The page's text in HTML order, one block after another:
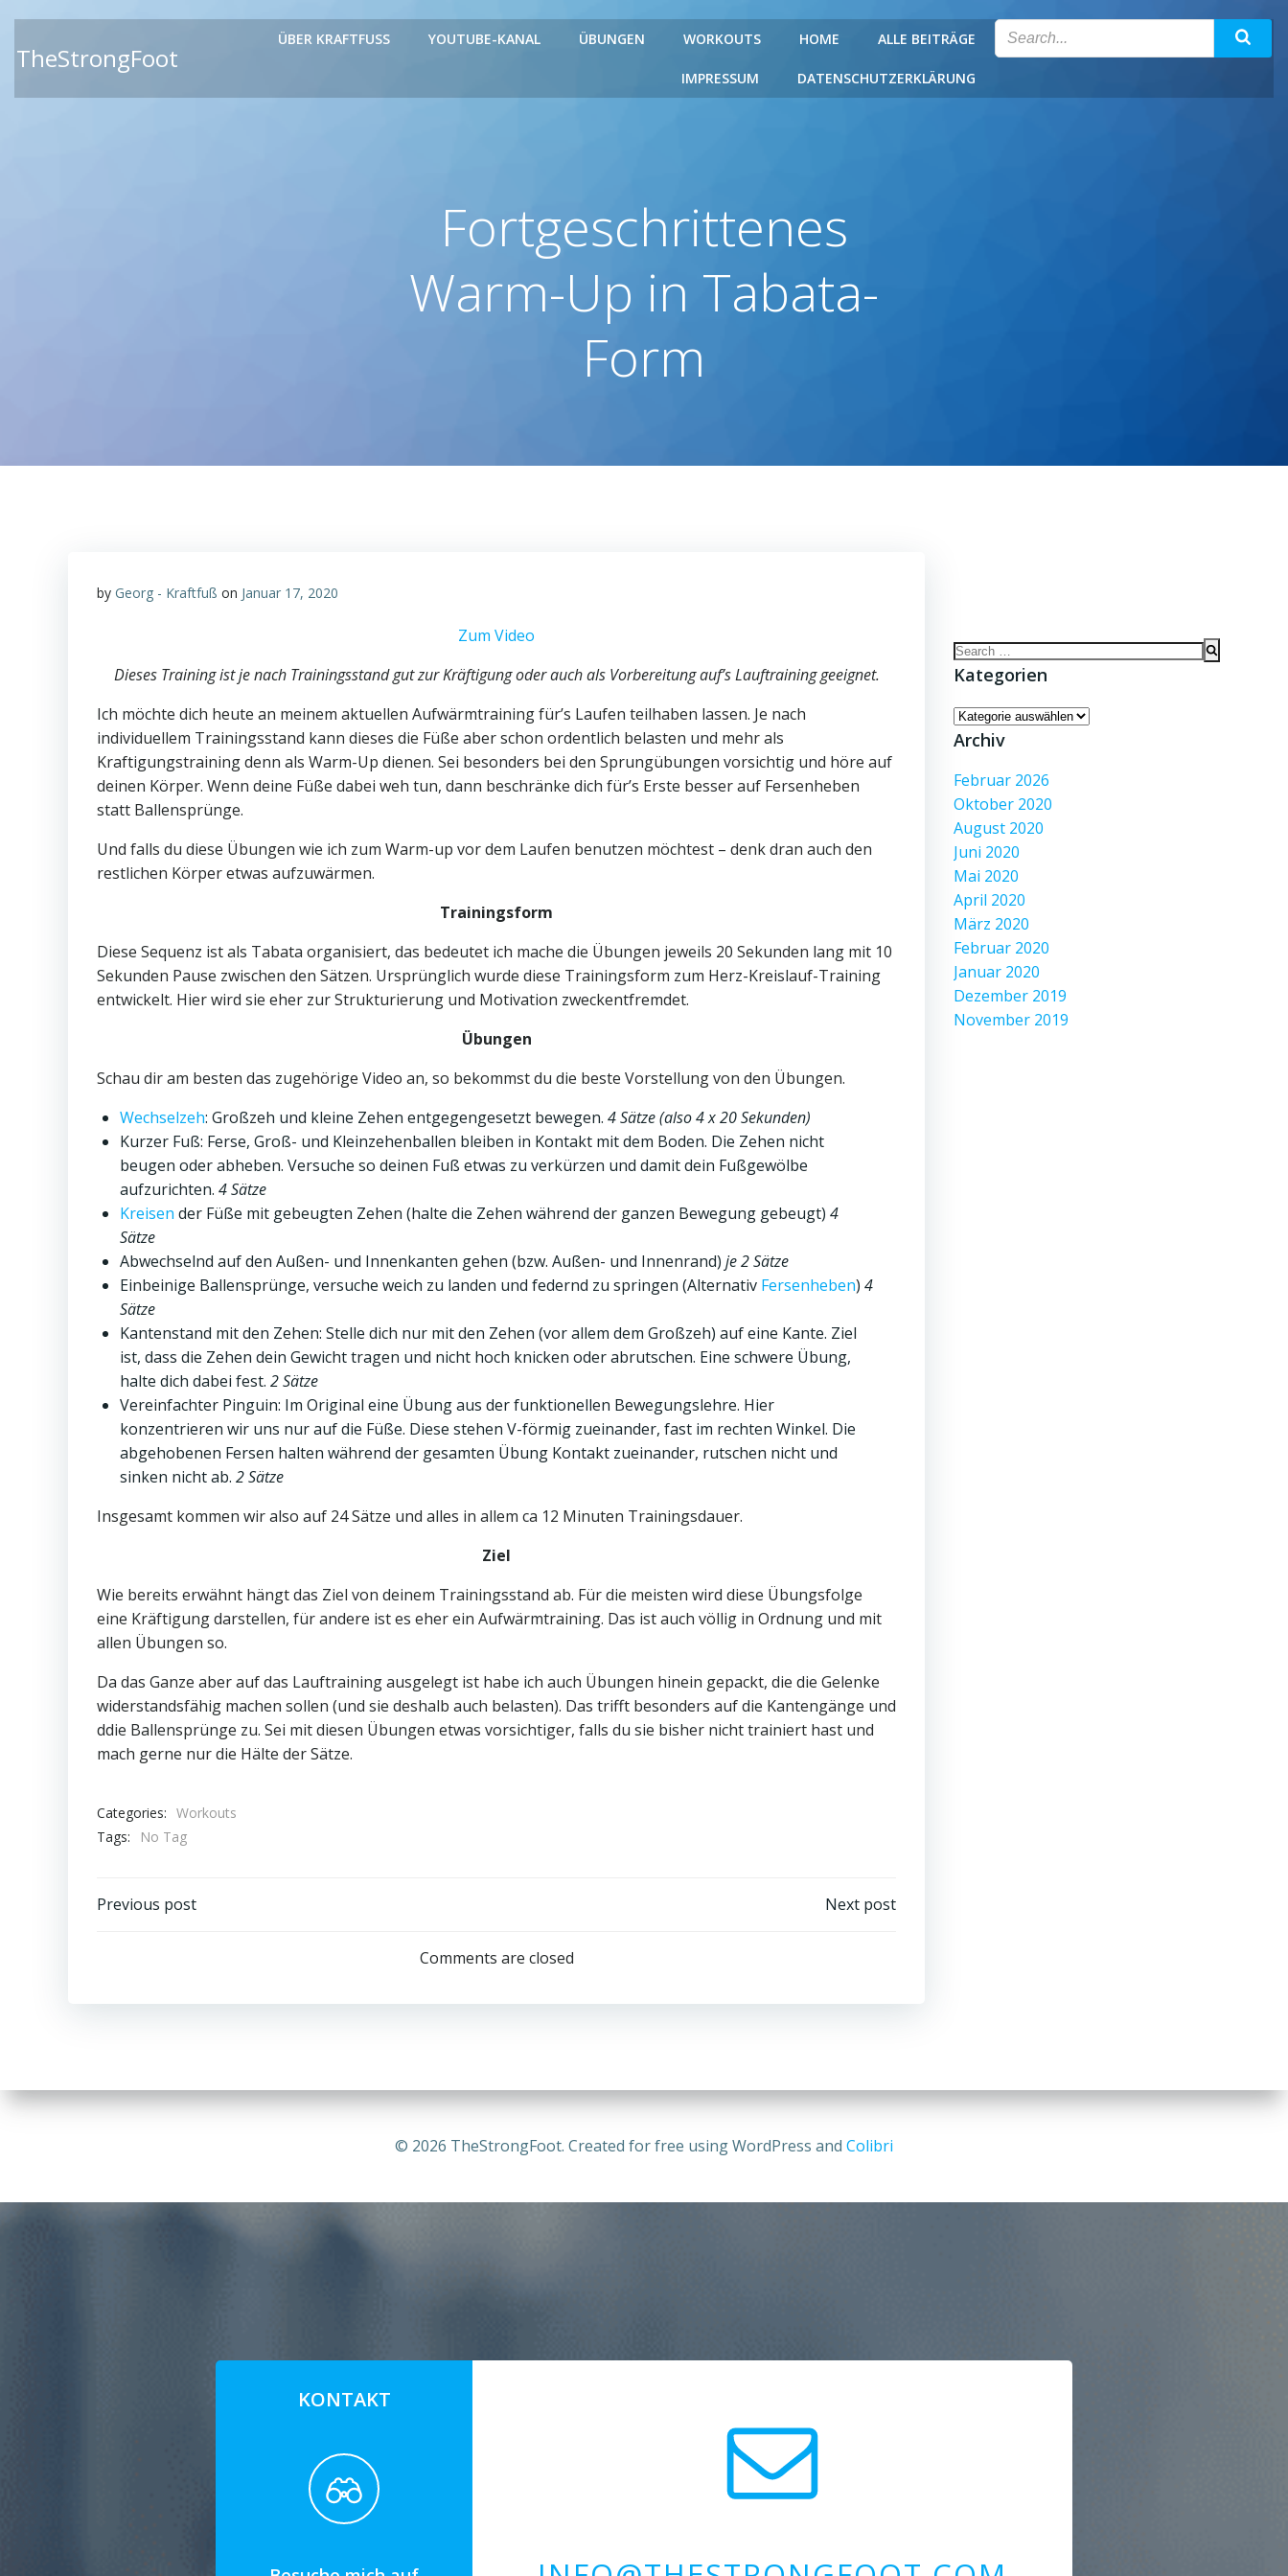
springen
TheStrongFoot
ÜBER KRAFTFUSS YOUTUBE-KANAL ÜBUNGEN WORKOUTS HOME ALLE BEITRÄGE
IMPRESSUM DATENSCHUTZERKLÄRUNG
Fortgeschrittenes
Warm-Up in Tabata-
Form
by Georg - Kraftfuß on Januar 17, 2020
Zum Video
Dieses Training ist je nach Trainingsstand gut zur Kräftigung oder auch als Vorbereitung auf’s Lauftraining geeignet.
Ich möchte dich heute an meinem aktuellen Aufwärmtraining für’s Laufen teilhaben lassen. Je nach
individuellem Trainingsstand kann dieses die Füße aber schon ordentlich belasten und mehr als
Kraftigungstraining denn als Warm-Up dienen. Sei besonders bei den Sprungübungen vorsichtig und höre auf
deinen Körper. Wenn deine Füße dabei weh tun, dann beschränke dich für’s Erste besser auf Fersenheben
statt Ballensprünge.
Und falls du diese Übungen wie ich zum Warm-up vor dem Laufen benutzen möchtest – denk dran auch den
restlichen Körper etwas aufzuwärmen.
Trainingsform
Diese Sequenz ist als Tabata organisiert, das bedeutet ich mache die Übungen jeweils 20 Sekunden lang mit 10
Sekunden Pause zwischen den Sätzen. Ursprünglich wurde diese Trainingsform zum Herz-Kreislauf-Training
entwickelt. Hier wird sie eher zur Strukturierung und Motivation zweckentfremdet.
Übungen
Schau dir am besten das zugehörige Video an, so bekommst du die beste Vorstellung von den Übungen.
Wechselzeh: Großzeh und kleine Zehen entgegengesetzt bewegen. 4 Sätze (also 4 x 20 Sekunden)
Kurzer Fuß: Ferse, Groß- und Kleinzehenballen bleiben in Kontakt mit dem Boden. Die Zehen nicht
beugen oder abheben. Versuche so deinen Fuß etwas zu verkürzen und damit dein Fußgewölbe
aufzurichten. 4 Sätze
Kreisen der Füße mit gebeugten Zehen (halte die Zehen während der ganzen Bewegung gebeugt) 4
Sätze
Abwechselnd auf den Außen- und Innenkanten gehen (bzw. Außen- und Innenrand) je 2 Sätze
Einbeinige Ballensprünge, versuche weich zu landen und federnd zu springen (Alternativ Fersenheben) 4
Sätze
Kantenstand mit den Zehen: Stelle dich nur mit den Zehen (vor allem dem Großzeh) auf eine Kante. Ziel
ist, dass die Zehen dein Gewicht tragen und nicht hoch knicken oder abrutschen. Eine schwere Übung,
halte dich dabei fest. 2 Sätze
Vereinfachter Pinguin: Im Original eine Übung aus der funktionellen Bewegungslehre. Hier
konzentrieren wir uns nur auf die Füße. Diese stehen V-förmig zueinander, fast im rechten Winkel. Die
abgehobenen Fersen halten während der gesamten Übung Kontakt zueinander, rutschen nicht und
sinken nicht ab. 2 Sätze
Insgesamt kommen wir also auf 24 Sätze und alles in allem ca 12 Minuten Trainingsdauer.
Ziel
Wie bereits erwähnt hängt das Ziel von deinem Trainingsstand ab. Für die meisten wird diese Übungsfolge
eine Kräftigung darstellen, für andere ist es eher ein Aufwärmtraining. Das ist auch völlig in Ordnung und mit
allen Übungen so.
Da das Ganze aber auf das Lauftraining ausgelegt ist habe ich auch Übungen hinein gepackt, die die Gelenke
widerstandsfähig machen sollen (und sie deshalb auch belasten). Das trifft besonders auf die Kantengänge und
ddie Ballensprünge zu. Sei mit diesen Übungen etwas vorsichtiger, falls du sie bisher nicht trainiert hast und
mach gerne nur die Hälte der Sätze.
Categories: Workouts
Tags:
No Tag
Post
Previous post
navigation
Next post
Comments are closed
Search
for:
Kategorien
Kategorien
Archiv
Februar 2026
Oktober 2020
August 2020
Juni 2020
Mai 2020
April 2020
März 2020
Februar 2020
Januar 2020
Dezember 2019
November 2019
© 2026 TheStrongFoot. Created for free using WordPress and Colibri
KONTAKT